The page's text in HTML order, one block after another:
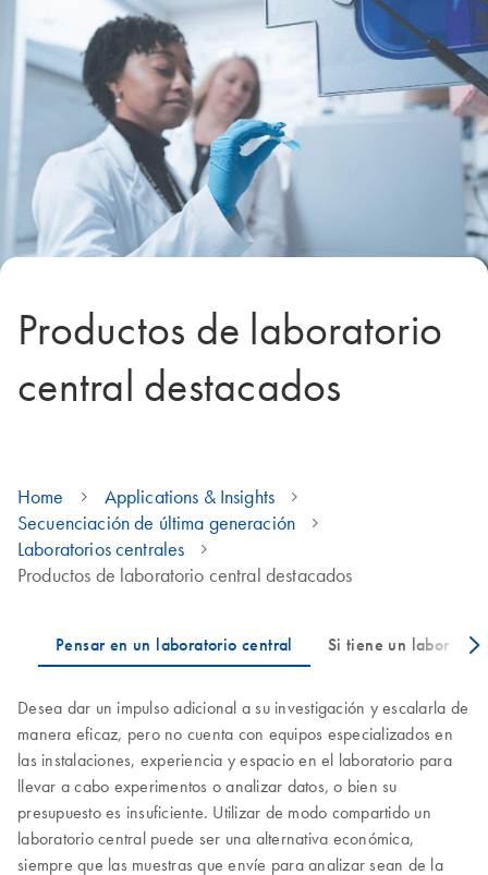
Productos de laboratorio
central destacados
Home
Applications & Insights
Secuenciación de última generación
Laboratorios centrales
Productos de laboratorio central destacados
Desea dar un impulso adicional a su investigación y escalarla de
manera eficaz, pero no cuenta con equipos especializados en
las instalaciones, experiencia y espacio en el laboratorio para
llevar a cabo experimentos o analizar datos, o bien su
presupuesto es insuficiente. Utilizar de modo compartido un
laboratorio central puede ser una alternativa económica,
siempre que las muestras que envíe para analizar sean de la